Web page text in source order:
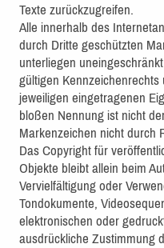
Texte zurückzugreifen.
Alle innerhalb des
durch Dritte geschützten
unterliegen
gültigen
jeweiligen eingetragenen
bloßen Nennung ist nicht
Markenzeichen nicht durch
Das Copyright für
Objekte bleibt allein beim
Vervielfältigung oder
Tondokumente,
elektronischen oder
ausdrückliche Zustimmung